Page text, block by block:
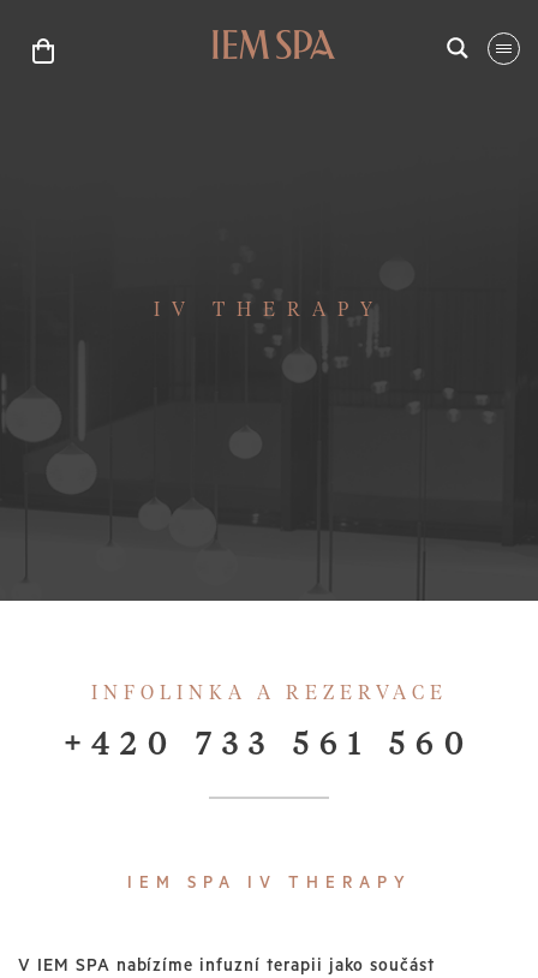
IV THERAPY
INFOLINKA A REZERVACE
+420 733 561 560
IEM SPA IV THERAPY
V IEM SPA nabízíme infuzní terapii jako součást